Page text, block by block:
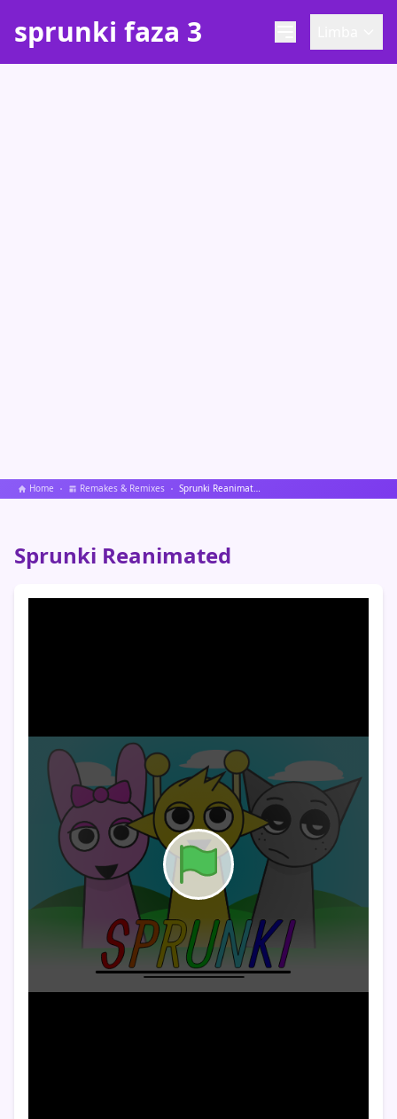
sprunki faza 3
Home Remakes & Remixes Sprunki Reanimated
Sprunki Reanimated